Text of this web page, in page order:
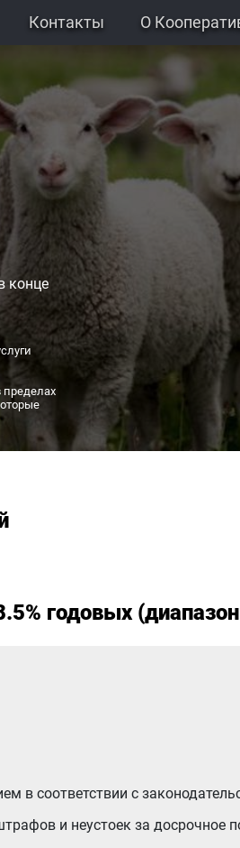
Контакты О
конце
пределах
годовых
в соответствии с
и неустоек за досрочное